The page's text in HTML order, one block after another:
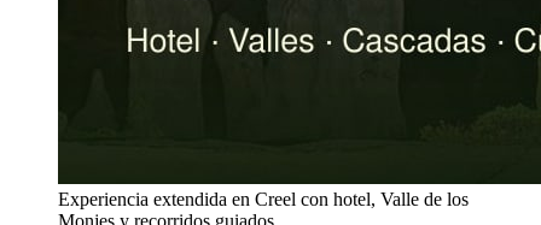
Experiencia extendida en Creel con hotel, Valle de los
Monjes y recorridos guiados.